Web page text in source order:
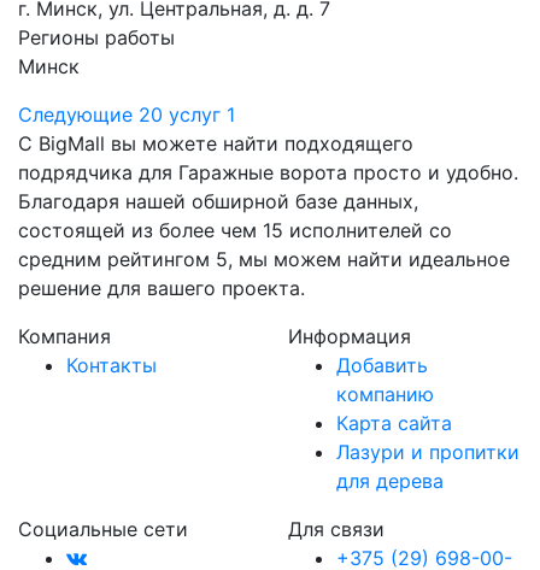
г. Минск, ул. Центральная, д. д. 7
Регионы работы
Минск
Следующие 20 услуг 1
С BigMall вы можете найти подходящего
подрядчика для Гаражные ворота просто и удобно.
Благодаря нашей обширной базе данных,
состоящей из более чем 15 исполнителей со
средним рейтингом 5, мы можем найти идеальное
решение для вашего проекта.
Компания
Контакты
Информация
Добавить
компанию
Карта сайта
Лазури и пропитки
для дерева
Социальные сети
Для связи
+375 (29) 698-00-